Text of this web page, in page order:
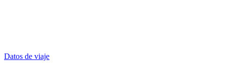
Datos de viaje